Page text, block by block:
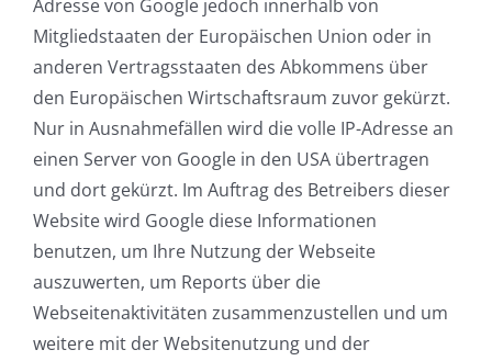
Adresse von Google jedoch innerhalb von
Mitgliedstaaten der Europäischen Union oder in
anderen Vertragsstaaten des Abkommens über
den Europäischen Wirtschaftsraum zuvor gekürzt.
Nur in Ausnahmefällen wird die volle IP-Adresse an
einen Server von Google in den USA übertragen
und dort gekürzt. Im Auftrag des Betreibers dieser
Website wird Google diese Informationen
benutzen, um Ihre Nutzung der Webseite
auszuwerten, um Reports über die
Webseitenaktivitäten zusammenzustellen und um
weitere mit der Websitenutzung und der